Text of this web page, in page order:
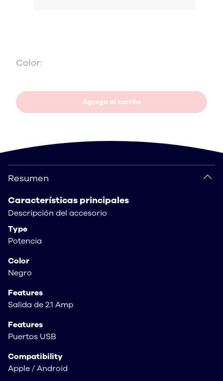
Color:
Agrega al carrito
Resumen
Características principales
Descripción del accesorio
Type
Potencia
Color
Negro
Features
Salida de 2.1 Amp
Features
Puertos USB
Compatibility
Apple / Android